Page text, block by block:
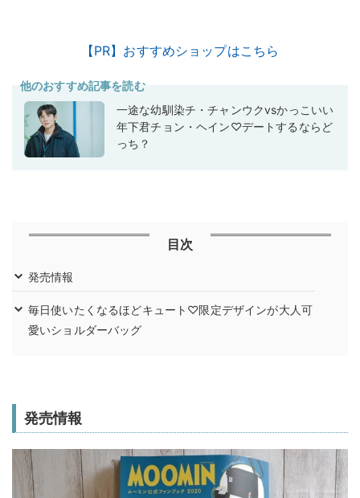
【PR】おすすめショップはこちら
他のおすすめ記事を読む
一途な幼馴染チ・チャンウクvsかっこいい
年下君チョン・ヘイン♡デートするならど
っち？
目次
発売情報
毎日使いたくなるほどキュート♡限定デザインが大人可
愛いショルダーバッグ
発売情報